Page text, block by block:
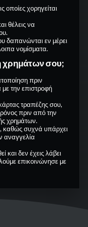
χορηγείται
θέλεις να
δαπανώνται εν μέρει
νομίσματα.
χρημάτων σου;
πριν
την επιστροφή
τραπέζης σου,
πριν από την
χρημάτων.
καθώς συχνά υπάρχει
αναγγελία
δεν έχεις λάβει
επικοινώνησε με